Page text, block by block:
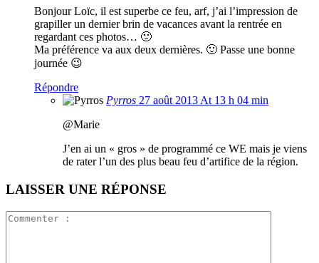
Bonjour Loïc, il est superbe ce feu, arf, j’ai l’impression de
grapiller un dernier brin de vacances avant la rentrée en
regardant ces photos… 🙂
Ma préférence va aux deux dernières. 🙂 Passe une bonne
journée 😉
Répondre
Pyrros 27 août 2013 At 13 h 04 min
@Marie
J’en ai un « gros » de programmé ce WE mais je viens
de rater l’un des plus beau feu d’artifice de la région.
LAISSER UNE RÉPONSE